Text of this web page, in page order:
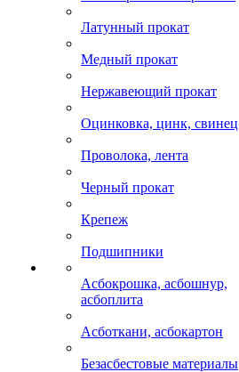
Латунный прокат
Медный прокат
Нержавеющий прокат
Оцинковка, цинк, свинец
Проволока, лента
Черный прокат
Крепеж
Подшипники
Асбокрошка, асбошнур,
асбоплита
Асботкани, асбокартон
Безасбестовые материалы